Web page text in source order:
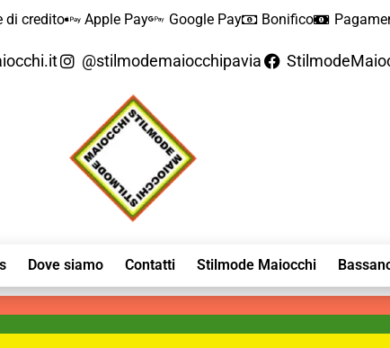
di credito Apple Pay Google Pay Bonifico
@stilmodemaiocchipavia
Dove siamo Contatti Stilmode Maiocchi